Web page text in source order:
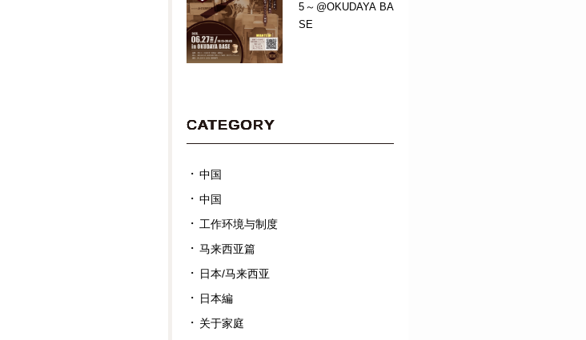
5～@OKUDAYA BA
SE
CATEGORY
中国
中国
工作环境与制度
马来西亚篇
日本/马来西亚
日本編
关于家庭